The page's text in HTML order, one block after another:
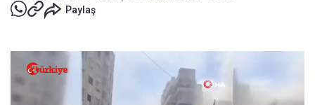
Paylaş